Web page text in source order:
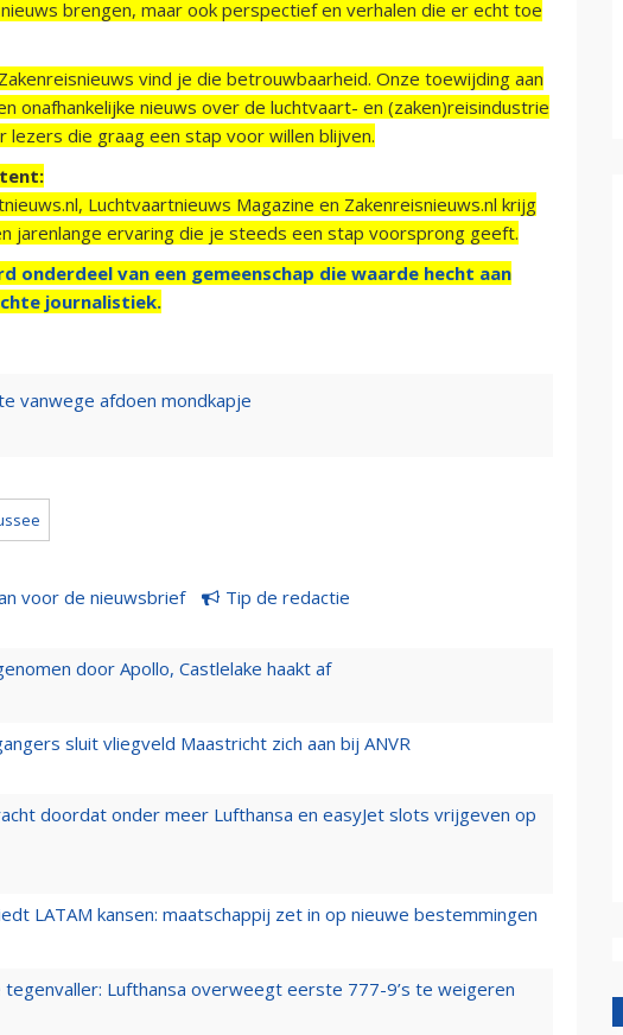
brengen, maar ook perspectief en verhalen die er echt toe
vind je die betrouwbaarheid. Onze toewijding aan
onafhankelijke nieuws over de luchtvaart- en (zaken)reisindustrie
lezers die graag een stap voor willen blijven.
Luchtvaartnieuws Magazine en Zakenreisnieuws.nl krijg
jarenlange ervaring die je steeds een stap voorsprong geeft.
onderdeel van een gemeenschap die waarde hecht aan
journalistiek.
vanwege afdoen mondkapje
voor de nieuwsbrief Tip de redactie
door Apollo, Castlelake haakt af
sluit vliegveld Maastricht zich aan bij ANVR
doordat onder meer Lufthansa en easyJet slots vrijgeven op
LATAM kansen: maatschappij zet in op nieuwe bestemmingen
tegenvaller: Lufthansa overweegt eerste 777-9’s te weigeren